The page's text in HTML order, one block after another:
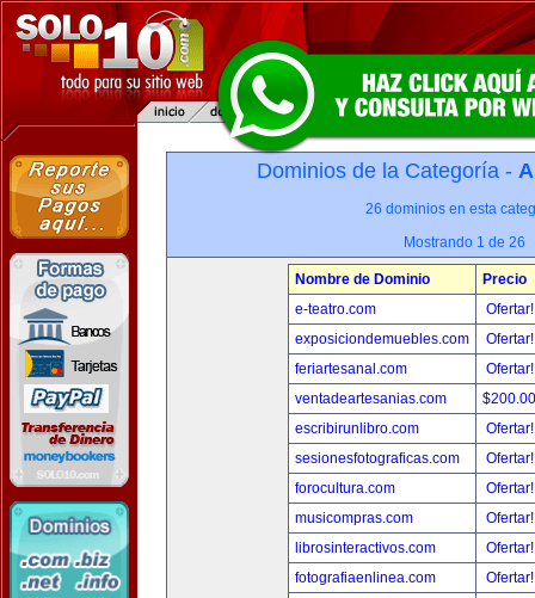
Dominios de la Categoría -
26 dominios en esta
Mostrando 1 de 26
Nombre de Dominio
Precio
e-teatro.com
exposiciondemuebles.com
feriartesanal.com
ventadeartesanias.com
escribirunlibro.com
sesionesfotograficas.com
forocultura.com
musicompras.com
librosinteractivos.com
fotografiaenlinea.com